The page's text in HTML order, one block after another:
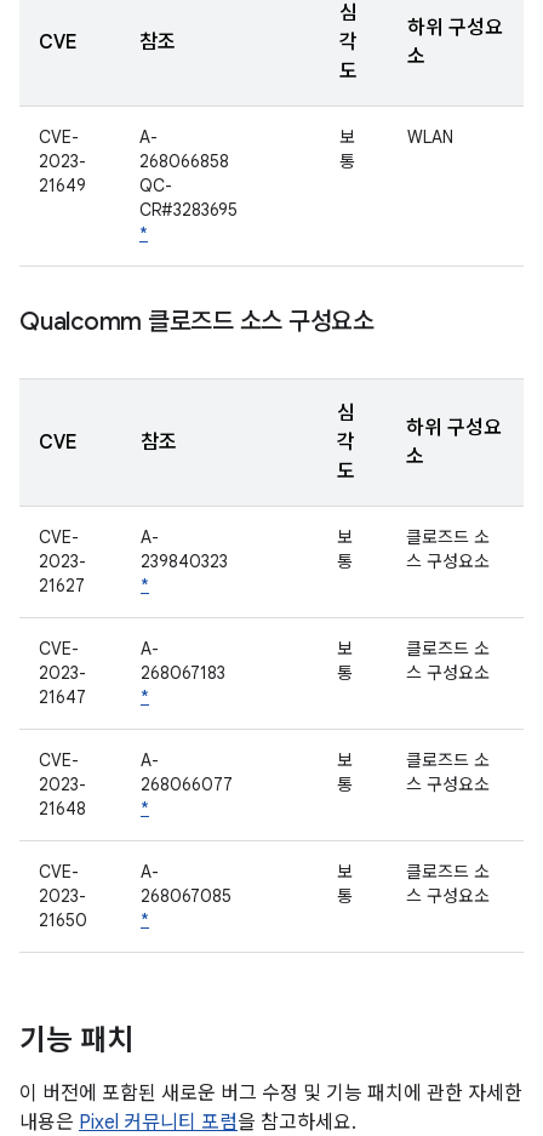
CVE 참조
심
각
도
하위 구성요
소
CVE-
2023-
21649
A-
268066858
QC-
CR#3283695
*
보
통
WLAN
Qualcomm 클로즈드 소스 구성요소
CVE 참조
심
각
도
하위 구성요
소
CVE-
2023-
21627
A-
239840323
*
보
통
클로즈드 소
스 구성요소
CVE-
2023-
21647
A-
268067183
*
보
통
클로즈드 소
스 구성요소
CVE-
2023-
21648
A-
268066077
*
보
통
클로즈드 소
스 구성요소
CVE-
2023-
21650
A-
268067085
*
보
통
클로즈드 소
스 구성요소
기능 패치
이 버전에 포함된 새로운 버그 수정 및 기능 패치에 관한 자세한
내용은 Pixel 커뮤니티 포럼을 참고하세요.